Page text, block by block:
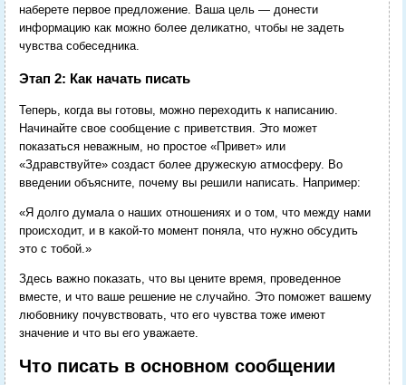
наберете первое предложение. Ваша цель — донести
информацию как можно более деликатно, чтобы не задеть
чувства собеседника.
Этап 2: Как начать писать
Теперь, когда вы готовы, можно переходить к написанию.
Начинайте свое сообщение с приветствия. Это может
показаться неважным, но простое «Привет» или
«Здравствуйте» создаст более дружескую атмосферу. Во
введении объясните, почему вы решили написать. Например:
«Я долго думала о наших отношениях и о том, что между нами
происходит, и в какой-то момент поняла, что нужно обсудить
это с тобой.»
Здесь важно показать, что вы цените время, проведенное
вместе, и что ваше решение не случайно. Это поможет вашему
любовнику почувствовать, что его чувства тоже имеют
значение и что вы его уважаете.
Что писать в основном сообщении